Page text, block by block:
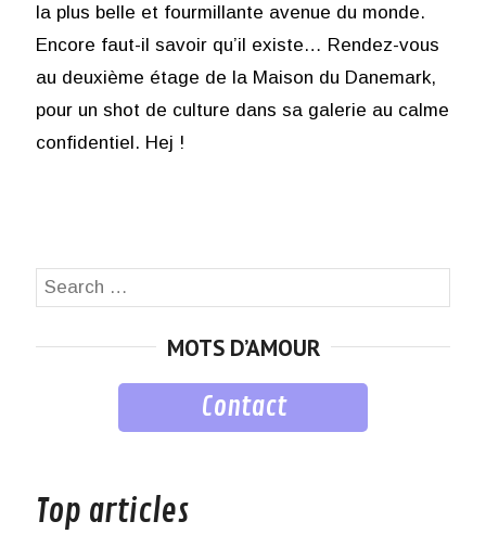
la plus belle et fourmillante avenue du monde.
Encore faut-il savoir qu’il existe… Rendez-vous
au deuxième étage de la Maison du Danemark,
pour un shot de culture dans sa galerie au calme
confidentiel. Hej !
Search
MOTS D’AMOUR
Contact
Top articles